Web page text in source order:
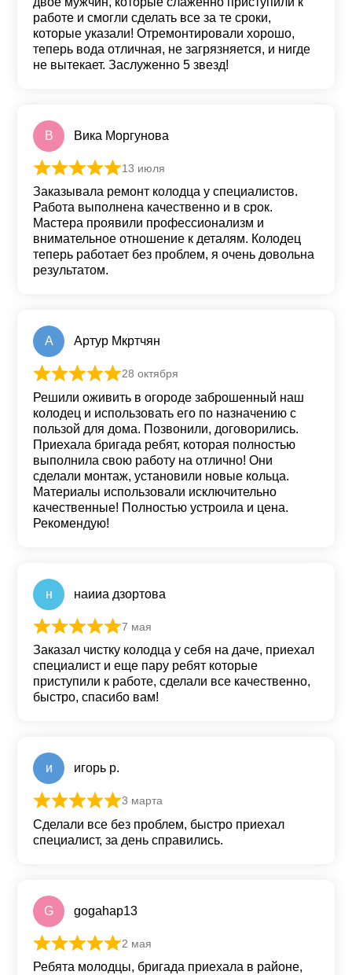
работе и смогли сделать все за те сроки,
которые указали! Отремонтировали хорошо,
теперь вода отличная, не загрязняется, и нигде
не вытекает. Заслуженно 5 звезд!
В Вика Моргунова
Оценка
13 июля
Заказывала ремонт колодца у специалистов.
Работа выполнена качественно и в срок.
Мастера проявили профессионализм и
внимательное отношение к деталям. Колодец
теперь работает без проблем, я очень довольна
результатом.
А Артур Мкртчян
Оценка из 5
28 октября
Решили оживить в огороде заброшенный наш
колодец и использовать его по назначению с
пользой для дома. Позвонили, договорились.
Приехала бригада ребят, которая полностью
выполнила свою работу на отлично! Они
сделали монтаж, установили новые кольца.
Материалы использовали исключительно
качественные! Полностью устроила и цена.
Рекомендую!
н наииа дзортова
Оценка
7 мая
Заказал чистку колодца у себя на даче, приехал
специалист и еще пару ребят которые
приступили к работе, сделали все качественно,
быстро, спасибо вам!
и игорь р.
Оценка из 5
3 марта
Сделали все без проблем, быстро приехал
специалист, за день справились.
G gogahap13
Оценка
2 мая
Ребята молодцы, бригада приехала в районе,